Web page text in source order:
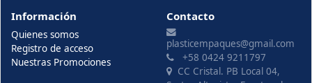
Información
Quienes somos
Registro de acceso
Nuestras Promociones
Contacto
plasticempaques@gmail.com
+58 0424 9211797
CC Cristal. PB Local 04,